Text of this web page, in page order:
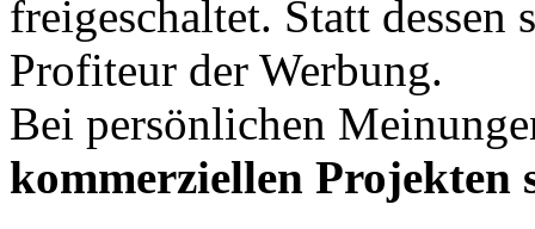
freigeschaltet. Statt dessen
Profiteur der Werbung.
Bei persönlichen
kommerziellen Projekten